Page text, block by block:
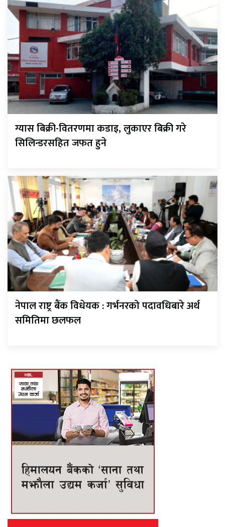
ग्यास बिक्री-वितरणमा कडाइ, लुकाएर बिक्री गरे
सिलिन्डरसहित जफत हुने
नेपाल राष्ट्र बैंक विधेयक : गर्भनरको पदावधिबारे अर्थ
समितिमा छलफल